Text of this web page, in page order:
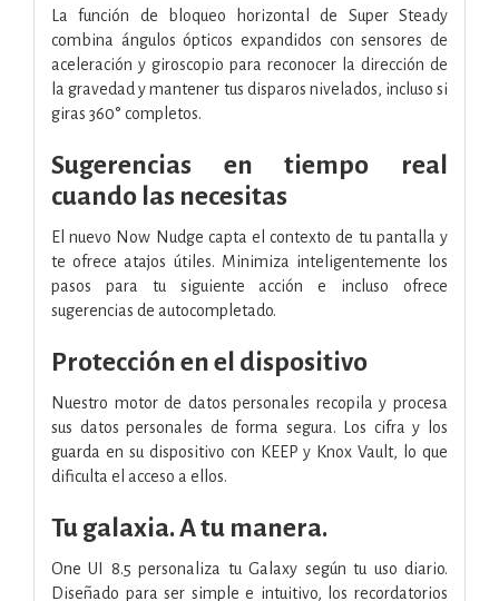
La función de bloqueo horizontal de Super Steady
combina ángulos ópticos expandidos con sensores de
aceleración y giroscopio para reconocer la dirección de
la gravedad y mantener tus disparos nivelados, incluso si
giras 360° completos.
Sugerencias en tiempo real
cuando las necesitas
El nuevo Now Nudge capta el contexto de tu pantalla y
te ofrece atajos útiles. Minimiza inteligentemente los
pasos para tu siguiente acción e incluso ofrece
sugerencias de autocompletado.
Protección en el dispositivo
Nuestro motor de datos personales recopila y procesa
sus datos personales de forma segura. Los cifra y los
guarda en su dispositivo con KEEP y Knox Vault, lo que
dificulta el acceso a ellos.
Tu galaxia. A tu manera.
One UI 8.5 personaliza tu Galaxy según tu uso diario.
Diseñado para ser simple e intuitivo, los recordatorios